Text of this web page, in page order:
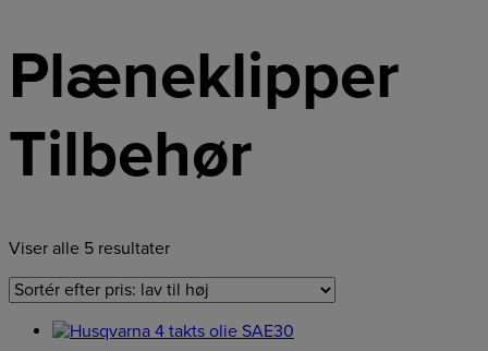
Plæneklipper
Tilbehør
Viser alle 5 resultater